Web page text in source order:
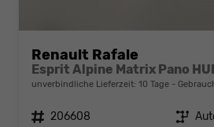
Renault Rafale
Esprit Alpine Matrix Pano
unverbindliche Lieferzeit: 10 Tage
Fahrzeugnr. 206608 Getriebe